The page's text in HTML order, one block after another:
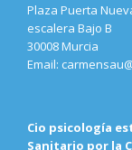
Plaza Puerta
escalera Bajo B
30008 Murcia
Email:
Cio psicología
Sanitario por la